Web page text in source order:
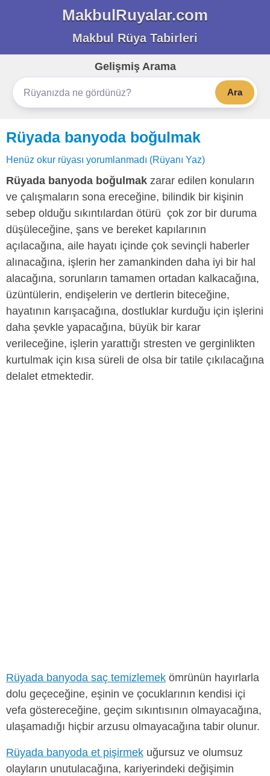
MakbulRuyalar.com
Makbul Rüya Tabirleri
Gelişmiş Arama
Ara
Rüyada banyoda boğulmak
Henüz okur rüyası yorumlanmadı (Rüyanı Yaz)
Rüyada banyoda boğulmak zarar edilen konuların
ve çalışmaların sona ereceğine, bilindik bir kişinin
sebep olduğu sıkıntılardan ötürü çok zor bir duruma
düşüleceğine, şans ve bereket kapılarının
açılacağına, aile hayatı içinde çok sevinçli haberler
alınacağına, işlerin her zamankinden daha iyi bir hal
alacağına, sorunların tamamen ortadan kalkacağına,
üzüntülerin, endişelerin ve dertlerin biteceğine,
hayatının karışacağına, dostluklar kurduğu için işlerini
daha şevkle yapacağına, büyük bir karar
verileceğine, işlerin yarattığı stresten ve gerginlikten
kurtulmak için kısa süreli de olsa bir tatile çıkılacağına
delalet etmektedir.
Rüyada banyoda saç temizlemek ömrünün hayırlarla
dolu geçeceğine, eşinin ve çocuklarının kendisi içi
vefa göstereceğine, geçim sıkıntısının olmayacağına,
ulaşamadığı hiçbir arzusu olmayacağına tabir olunur.
Rüyada banyoda et pişirmek uğursuz ve olumsuz
olayların unutulacağına, kariyerindeki değişimin